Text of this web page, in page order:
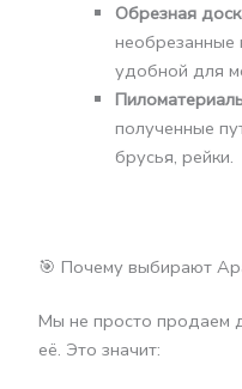
Обрезная
необрезанные
удобной для
полученные
брусья, рейки.
🎯 Почему выбирают
Мы не просто
её. Это значит: